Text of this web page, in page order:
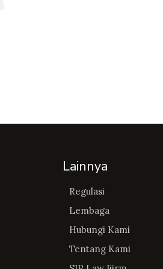
Lainnya
Regulasi
Lembaga
Hubungi Kami
Tentang Kami